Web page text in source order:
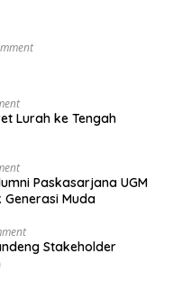
Lurah ke Tengah
Paskasarjana UGM
Muda
Stakeholder